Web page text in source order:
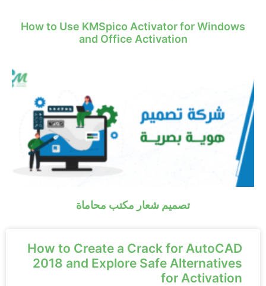
How to Use KMSpico Activator for Windows
and Office Activation
تصميم شعار مكتب محاماة
How to Create a Crack for AutoCAD
2018 and Explore Safe Alternatives
for Activation